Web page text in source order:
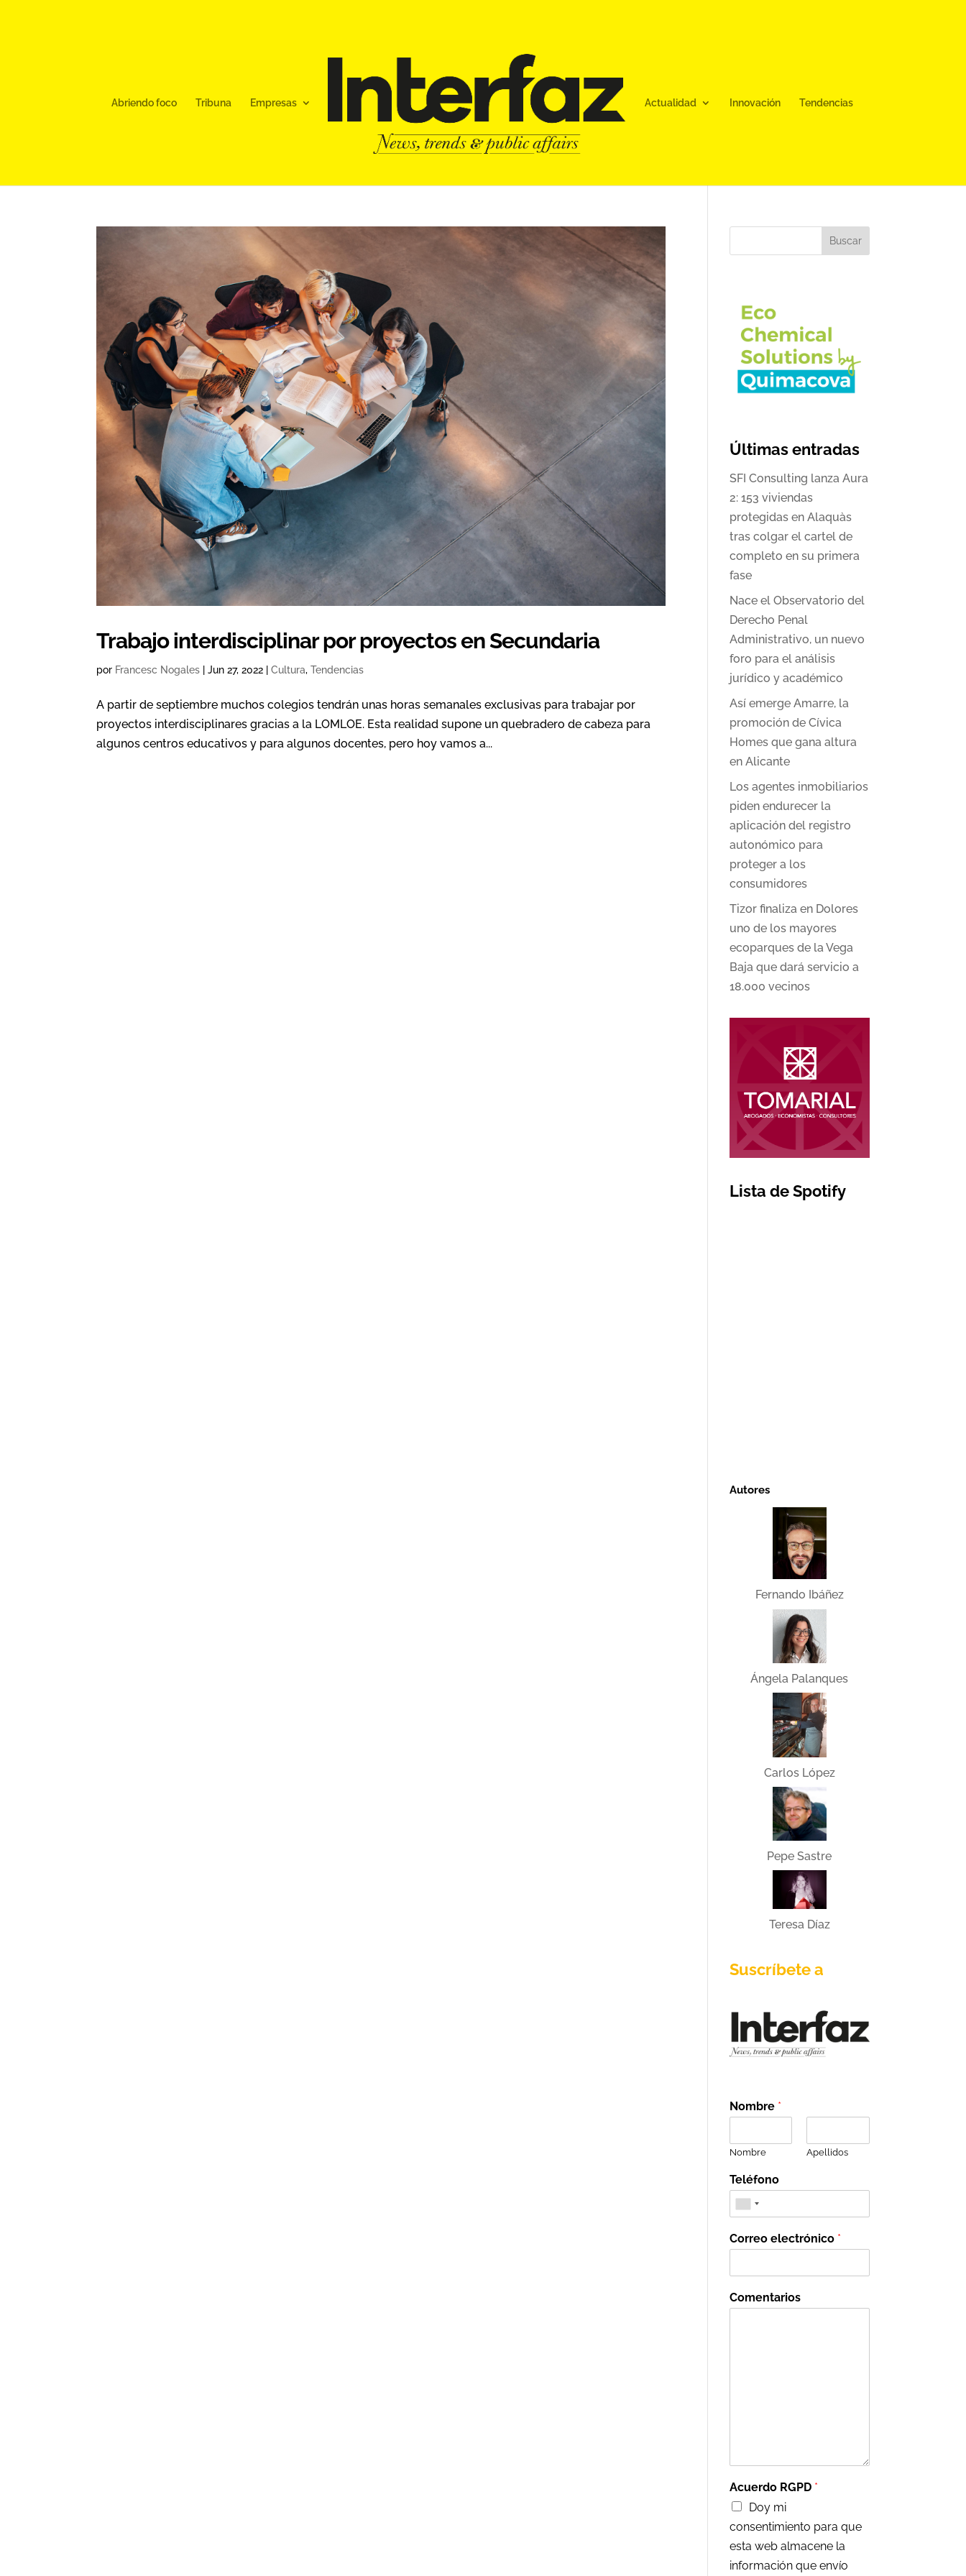
Abriendo foco Tribuna Empresas Actualidad Innovación Tendencias
Trabajo interdisciplinar por proyectos en Secundaria
por Francesc Nogales |Jun 27, 2022 |Cultura,Tendencias
A partir de septiembre muchos colegios tendrán unas horas semanales exclusivas para trabajar por
proyectos interdisciplinares gracias a la LOMLOE. Esta realidad supone un quebradero de cabeza para
algunos centros educativos y para algunos docentes, pero hoy vamos a...
Buscar
Últimas entradas
SFI Consulting lanza Aura
2: 153 viviendas
protegidas en Alaquàs
tras colgar el cartel de
completo en su primera
fase
Nace el Observatorio del
Derecho Penal
Administrativo, un nuevo
foro para el análisis
jurídico y académico
Así emerge Amarre, la
promoción de Cívica
Homes que gana altura
en Alicante
Los agentes inmobiliarios
piden endurecer la
aplicación del registro
autonómico para
proteger a los
consumidores
Tizor finaliza en Dolores
uno de los mayores
ecoparques de la Vega
Baja que dará servicio a
18.000 vecinos
Lista de Spotify
Autores
Fernando Ibáñez
Ángela Palanques
Carlos López
Pepe Sastre
Teresa Díaz
Suscríbete a
Nombre *
Nombre Apellidos
Teléfono
Correo electrónico *
Comentarios
Acuerdo RGPD *
Doy mi
consentimiento para que
esta web almacene la
información que envío